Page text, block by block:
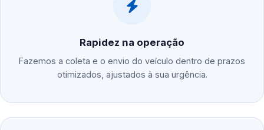
Rapidez na operação
Fazemos a coleta e o envio do veículo dentro de prazos
otimizados, ajustados à sua urgência.